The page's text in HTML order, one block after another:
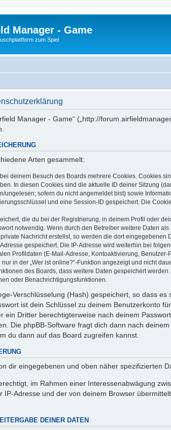
Manager - Game
zum Spiel
Manager - Game“ („http://
Arten gesammelt:
deinem Besuch des Boards mehrere Cookies. Cookies
In diesen Cookies sind die aktuelle ID deiner Sitzung
ungelesen; sofern du nicht angemeldet bist) sowie
und eine Session-ID gespeichert. Die
die du bei der Registrierung, in deinem Profil oder
notwendig. Wenn durch den Betreiber weitere Daten
Nachricht erstellst, so werden die dort
gespeichert. Die IP-Adresse wird weiterhin bei
Profildaten (E-Mail-Adresse, Kontoaktivierung,
in der „Wer ist online?“-Funktion angezeigt und nicht
des Boards, dass weitere Daten gespeichert
oder Benachrichtigungsfunktionen.
Verschlüsselung (Hash) gespeichert, so dass
ist dein Schlüssel zu deinem Benutzerkonto
ein Dritter berechtigterweise nach deinem
Die phpBB-Software fragt dich dann nach
du dann auf das Board zugreifen kannst.
dir eingegebenen und oben näher spezifizierten
im Rahmen einer Interessenabwägung
IP-Adresse und der von deinem Browser
DEINER DATEN